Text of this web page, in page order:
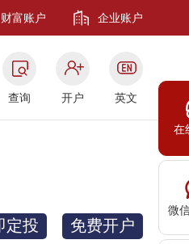
在
微
财富账户 企业账户
查询 开户 英文
定投 免费开户